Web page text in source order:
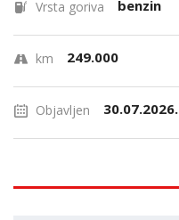
Vrsta goriva benzin
km 249.000
Objavljen 30.07.2026.